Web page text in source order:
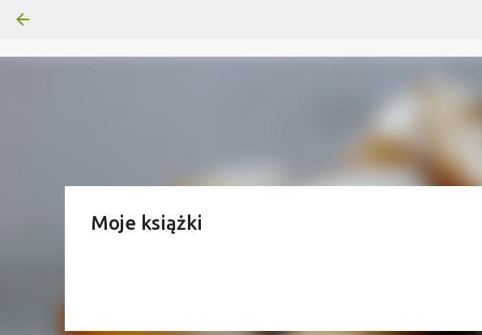
Moje książki